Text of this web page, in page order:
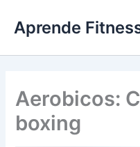
contenido
Aprende
Aerobicos:
boxing